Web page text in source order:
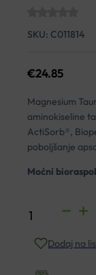
SKU: C011814
€24.85
Magnesium
aminokiseline
ActiSorb®,
poboljšanje
Moćni
MAGNEZIJ
TABLETE
Dodaj na